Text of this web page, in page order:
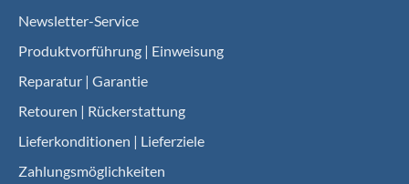
Newsletter-Service
Produktvorführung | Einweisung
Reparatur | Garantie
Retouren | Rückerstattung
Lieferkonditionen | Lieferziele
Zahlungsmöglichkeiten